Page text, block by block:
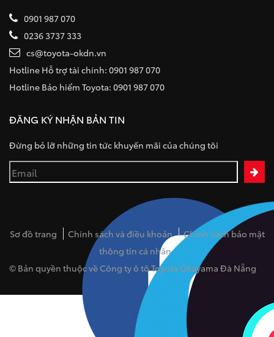
0901 987 070
0236 3737 333
cs@toyota-okdn.vn
Hotline Hỗ trợ tài chính: 0901 987 070
Hotline Bảo hiểm Toyota: 0901 987 070
ĐĂNG KÝ NHẬN BẢN TIN
Đừng bỏ lỡ những tin tức khuyến mãi của chúng tôi
Sơ đồ trang Chính sách và điều khoản
Chính sách bảo mật
thông tin cá nhân
© Bản quyền thuộc về Công ty ô tô Toyota Okayama Đà Nẵng